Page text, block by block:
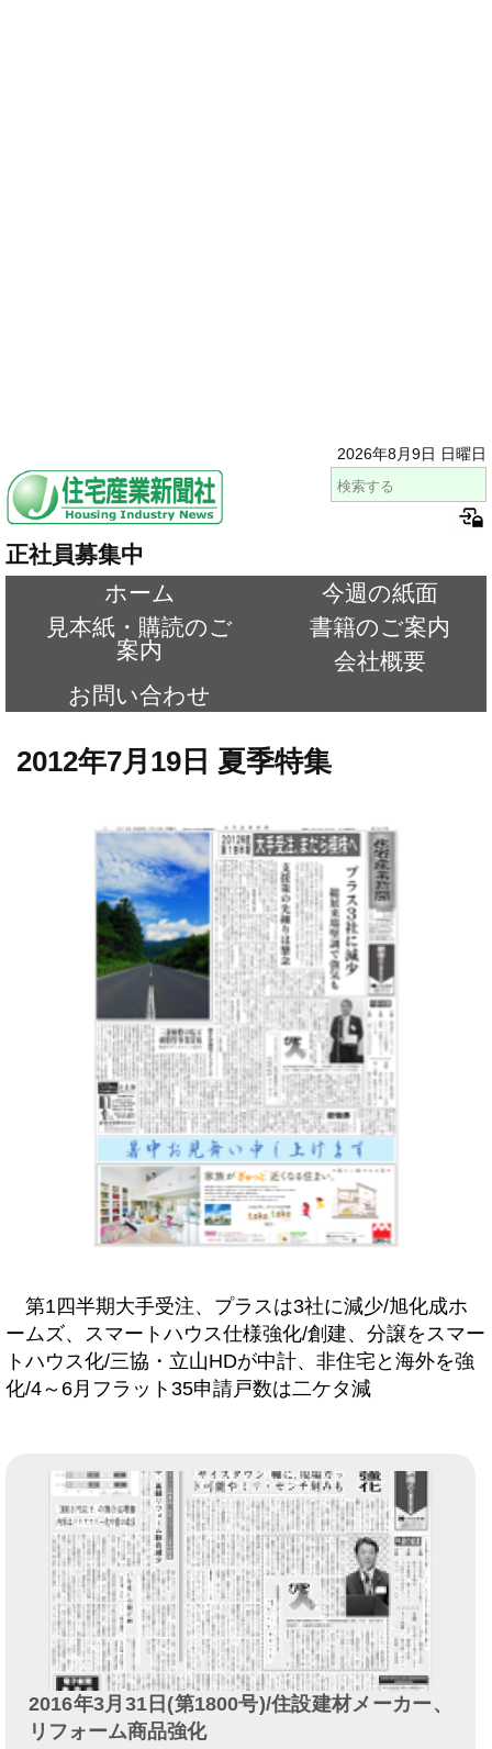
2026年8月9日 日曜日
正社員募集中
ホーム
今週の紙面
見本紙・購読のご
案内
書籍のご案内
会社概要
お問い合わせ
2012年7月19日 夏季特集
第1四半期大手受注、プラスは3社に減少/旭化成ホ
ームズ、スマートハウス仕様強化/創建、分譲をスマー
トハウス化/三協・立山HDが中計、非住宅と海外を強
化/4～6月フラット35申請戸数は二ケタ減
2016年3月31日(第1800号)/住設建材メーカー、
リフォーム商品強化